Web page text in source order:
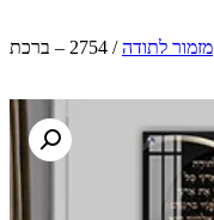
מזמור לתודה
/ 2754 – ברכת